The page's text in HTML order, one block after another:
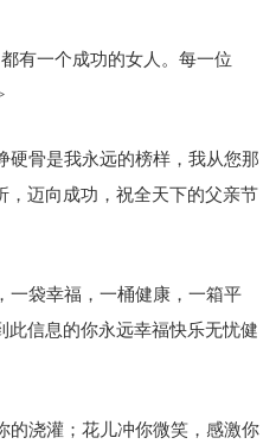
有一个成功的女人。每一位
硬骨是我永远的榜样，我从您那
，迈向成功，祝全天下的父亲节
一袋幸福，一桶健康，一箱平
此信息的你永远幸福快乐无忧健
的浇灌；花儿冲你微笑，感激你